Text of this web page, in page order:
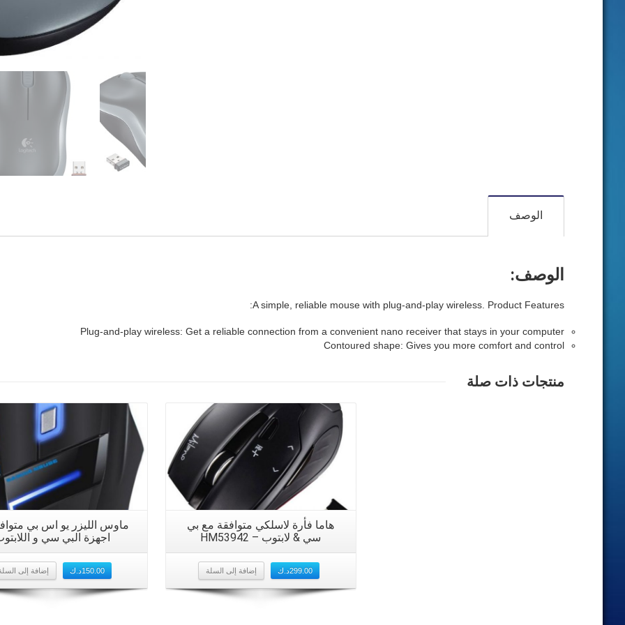
الوصف
الوصف:
A simple, reliable mouse with plug-and-play wireless. Product Features:
Plug-and-play wireless: Get a reliable connection from a convenient nano receiver that stays in your computer
Contoured shape: Gives you more comfort and control
منتجات ذات صلة
ماوس الليزر يو اس بي
اجهزة البي سي و
150.00د.ك إضافة إلى
هاما فأرة لاسلكي متوافقة مع بي
سي & لابتوب – HM53942
299.00د.ك إضافة إلى السلة